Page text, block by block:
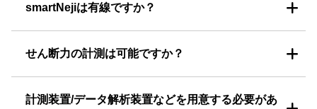
smartNejiは有線ですか？
せん断力の計測は可能ですか？
計測装置/データ解析装置などを用意する必要があ